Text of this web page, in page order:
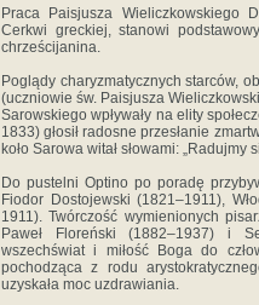
Praca Paisjusza Wieliczkowskiego
Cerkwi greckiej, stanowi
chrześcijanina.
Poglądy charyzmatycznych starców,
(uczniowie św. Paisjusza
Sarowskiego wpływały na elity
1833) głosił radosne przesłanie
koło Sarowa witał słowami: „Radujmy
Do pustelni Optino po poradę
Fiodor Dostojewski (1821–1911),
1911). Twórczość wymienionych
Paweł Floreński (1882–1937) i
wszechświat i miłość Boga do
pochodząca z rodu
uzyskała moc uzdrawiania.